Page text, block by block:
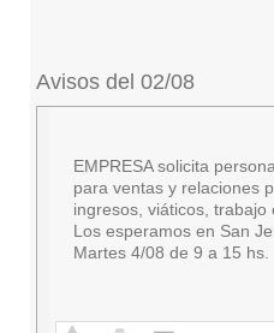
Avisos del 02/08
EMPRESA solicita
para ventas y relaciones
ingresos, viáticos, trabajo
Los esperamos en San
Martes 4/08 de 9 a 15 hs.